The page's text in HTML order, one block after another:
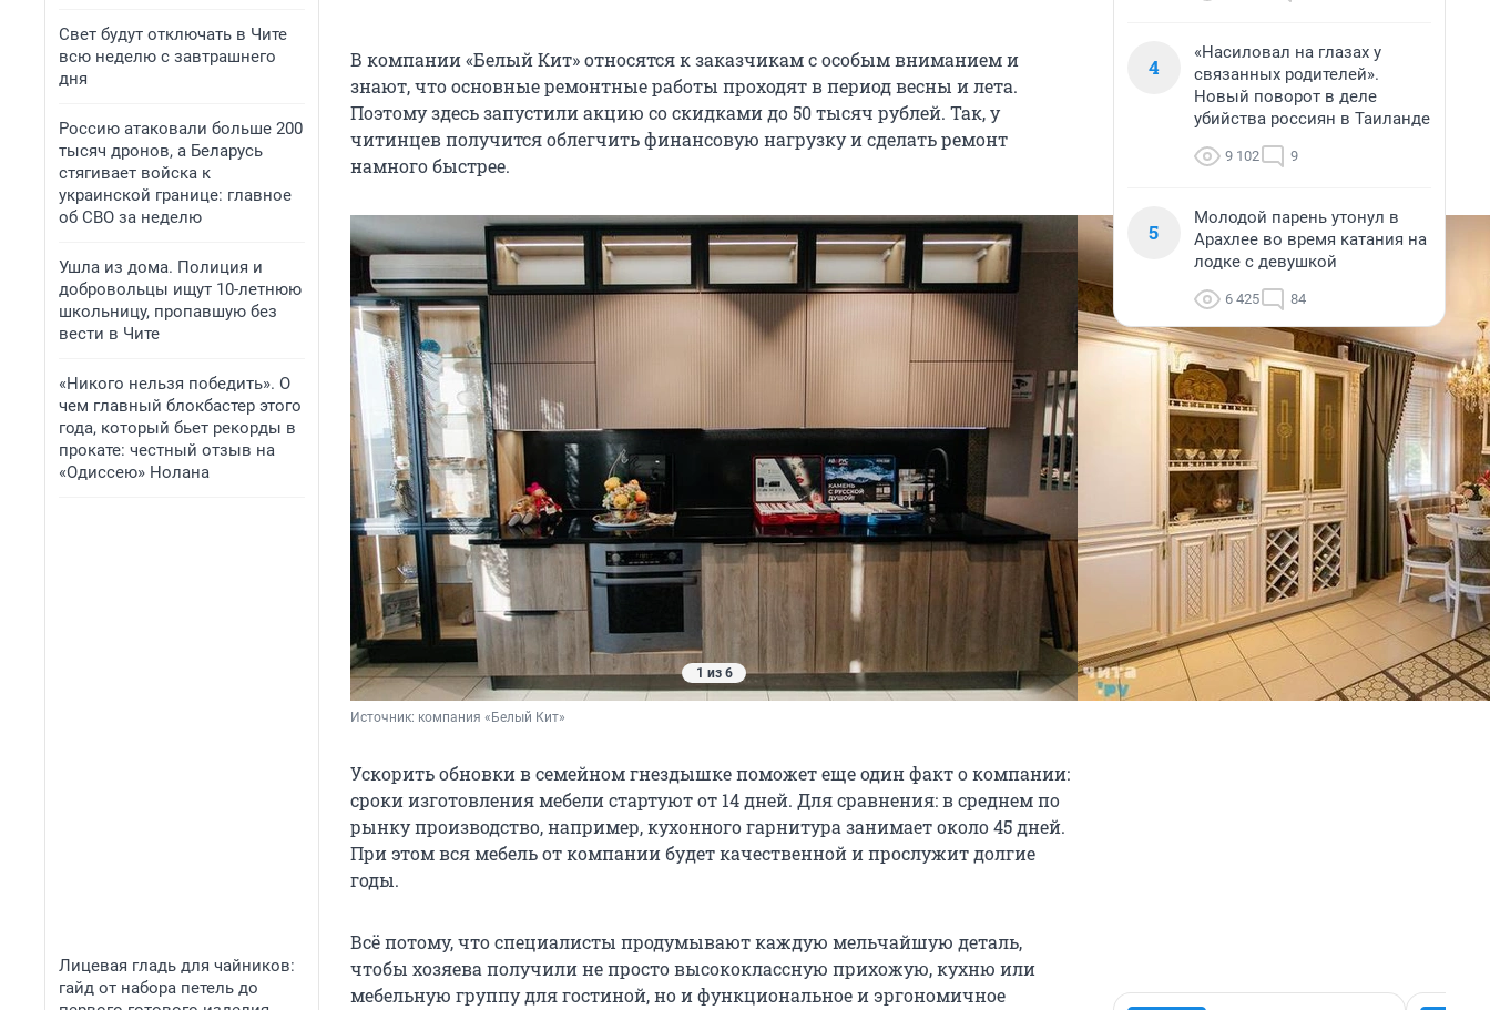
Свет будут отключать в Чите
всю неделю с завтрашнего
дня
Россию атаковали больше 200
тысяч дронов, а Беларусь
стягивает войска к
украинской границе: главное
об СВО за неделю
Ушла из дома. Полиция и
добровольцы ищут 10-летнюю
школьницу, пропавшую без
вести в Чите
«Никого нельзя победить». О
чем главный блокбастер этого
года, который бьет рекорды в
прокате: честный отзыв на
«Одиссею» Нолана
Лицевая гладь для чайников:
гайд от набора петель до
В компании «Белый Кит» относятся к заказчикам с особым вниманием и
знают, что основные ремонтные работы проходят в период весны и лета.
Поэтому здесь запустили акцию со скидками до 50 тысяч рублей. Так, у
читинцев получится облегчить финансовую нагрузку и сделать ремонт
намного быстрее.
1 из 6
Источник: компания «Белый Кит»
Ускорить обновки в семейном гнездышке поможет еще один факт о компании:
сроки изготовления мебели стартуют от 14 дней. Для сравнения: в среднем по
рынку производство, например, кухонного гарнитура занимает около 45 дней.
При этом вся мебель от компании будет качественной и прослужит долгие
годы.
Всё потому, что специалисты продумывают каждую мельчайшую деталь,
чтобы хозяева получили не просто высококлассную прихожую, кухню или
мебельную группу для гостиной, но и функциональное и эргономичное
4
«Насиловал на глазах у
связанных родителей».
Новый поворот в деле
убийства россиян в Таиланде
9 102 9
5
Молодой парень утонул в
Арахлее во время катания на
лодке с девушкой
6 425 84